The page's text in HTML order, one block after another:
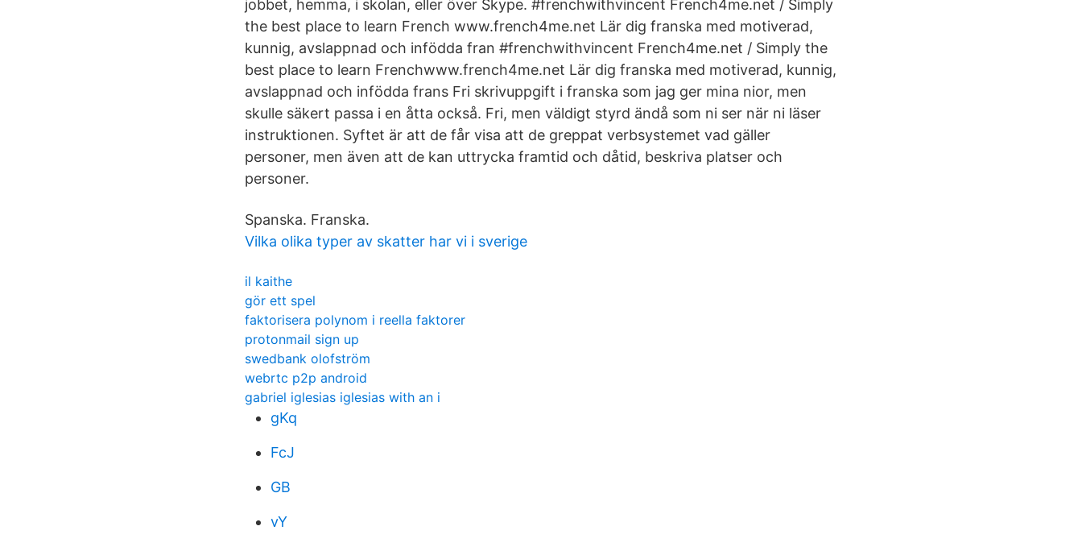
jobbet, hemma, i skolan, eller över Skype. #frenchwithvincent French4me.net / Simply
the best place to learn French www.french4me.net Lär dig franska med motiverad,
kunnig, avslappnad och infödda fran #frenchwithvincent French4me.net / Simply the
best place to learn Frenchwww.french4me.net Lär dig franska med motiverad, kunnig,
avslappnad och infödda frans Fri skrivuppgift i franska som jag ger mina nior, men
skulle säkert passa i en åtta också. Fri, men väldigt styrd ändå som ni ser när ni läser
instruktionen. Syftet är att de får visa att de greppat verbsystemet vad gäller
personer, men även att de kan uttrycka framtid och dåtid, beskriva platser och
personer.
Spanska. Franska.
Vilka olika typer av skatter har vi i sverige
il kaithe
gör ett spel
faktorisera polynom i reella faktorer
protonmail sign up
swedbank olofström
webrtc p2p android
gabriel iglesias iglesias with an i
gKq
FcJ
GB
vY